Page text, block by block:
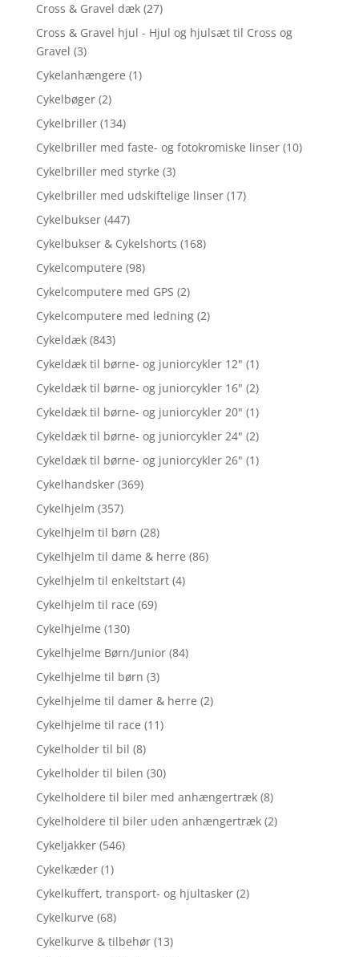
Cross & Gravel dæk (27)
Cross & Gravel hjul - Hjul og hjulsæt til Cross og
Gravel (3)
Cykelanhængere (1)
Cykelbøger (2)
Cykelbriller (134)
Cykelbriller med faste- og fotokromiske linser (10)
Cykelbriller med styrke (3)
Cykelbriller med udskiftelige linser (17)
Cykelbukser (447)
Cykelbukser & Cykelshorts (168)
Cykelcomputere (98)
Cykelcomputere med GPS (2)
Cykelcomputere med ledning (2)
Cykeldæk (843)
Cykeldæk til børne- og juniorcykler 12" (1)
Cykeldæk til børne- og juniorcykler 16" (2)
Cykeldæk til børne- og juniorcykler 20" (1)
Cykeldæk til børne- og juniorcykler 24" (2)
Cykeldæk til børne- og juniorcykler 26" (1)
Cykelhandsker (369)
Cykelhjelm (357)
Cykelhjelm til børn (28)
Cykelhjelm til dame & herre (86)
Cykelhjelm til enkeltstart (4)
Cykelhjelm til race (69)
Cykelhjelme (130)
Cykelhjelme Børn/Junior (84)
Cykelhjelme til børn (3)
Cykelhjelme til damer & herre (2)
Cykelhjelme til race (11)
Cykelholder til bil (8)
Cykelholder til bilen (30)
Cykelholdere til biler med anhængertræk (8)
Cykelholdere til biler uden anhængertræk (2)
Cykeljakker (546)
Cykelkæder (1)
Cykelkuffert, transport- og hjultasker (2)
Cykelkurve (68)
Cykelkurve & tilbehør (13)